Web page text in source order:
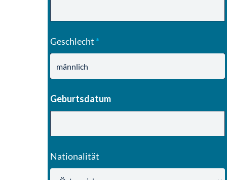
Geschlecht *
Geburtsdatum
Nationalität